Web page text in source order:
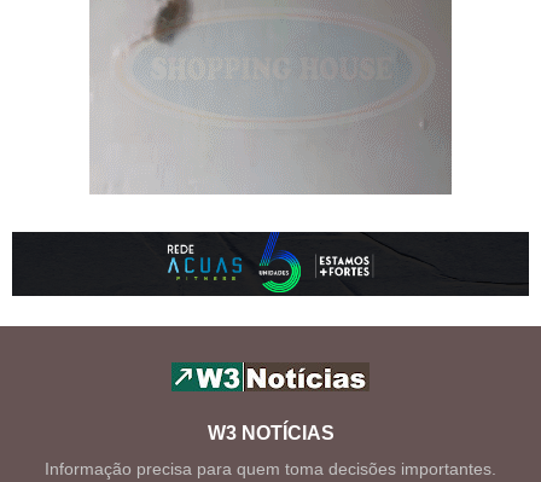
W3 NOTÍCIAS
Informação precisa para quem toma decisões importantes.